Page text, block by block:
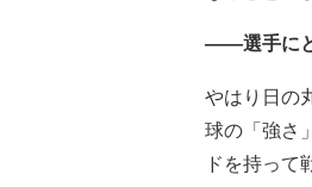
――選手にと
やはり日の
球の「強さ
ドを持って